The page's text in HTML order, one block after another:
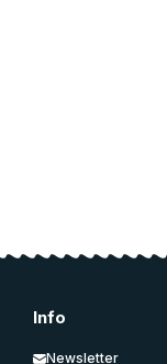
Info
Newsletter